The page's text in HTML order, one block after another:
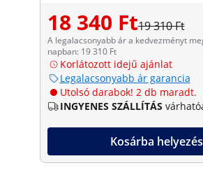
18 340 Ft19 310 Ft
A legalacsonyabb ár a kedvezményt
napban: 19 310 Ft
Korlátozott idejű ajánlat
Legalacsonyabb ár garancia
Utolsó darabok! 2 db maradt.
INGYENES SZÁLLÍTÁS
Kosárba helyezés